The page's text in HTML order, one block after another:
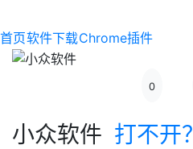
首页软件下载Chrome插件
0
小众软件 打不开？